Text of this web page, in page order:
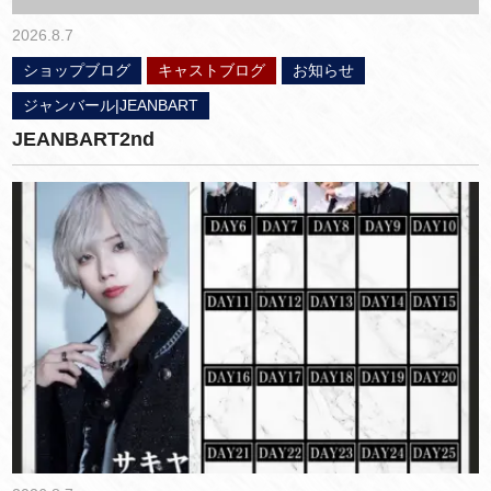
2026.8.7
ショップブログ
キャストブログ
お知らせ
ジャンバール|JEANBART
JEANBART2nd